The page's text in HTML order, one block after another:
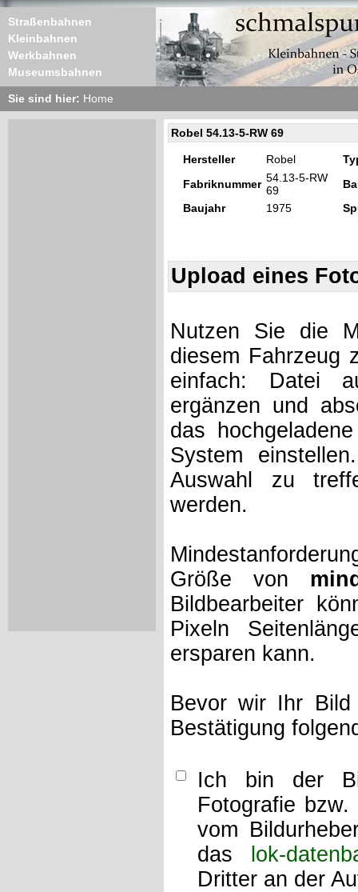
Straßenbahnen
Kleinbahnen
Werkbahnen
Museumsbahnen
Sie sind hier: Home
Robel 54.13-5-RW 69
Hersteller Robel
Fabriknummer 54.13-5-RW
69
Baujahr
1975
Upload eines
Nutzen Sie die
diesem Fahrzeug
einfach: Datei
ergänzen und
das
System
Auswahl zu
werden.
Größe von
Bildbearbeiter
Pixeln
ersparen kann.
Bevor wir Ihr
Bestätigung
Ich bin der
Fotografie
vom
das
lok-
Dritter an der